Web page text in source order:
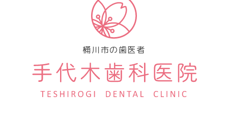
桶川市の歯医者